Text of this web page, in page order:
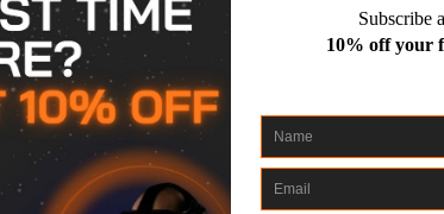
facendo roteare il ProSaber tra le mani o
di movimenti realistici senza farti male alle spalle.